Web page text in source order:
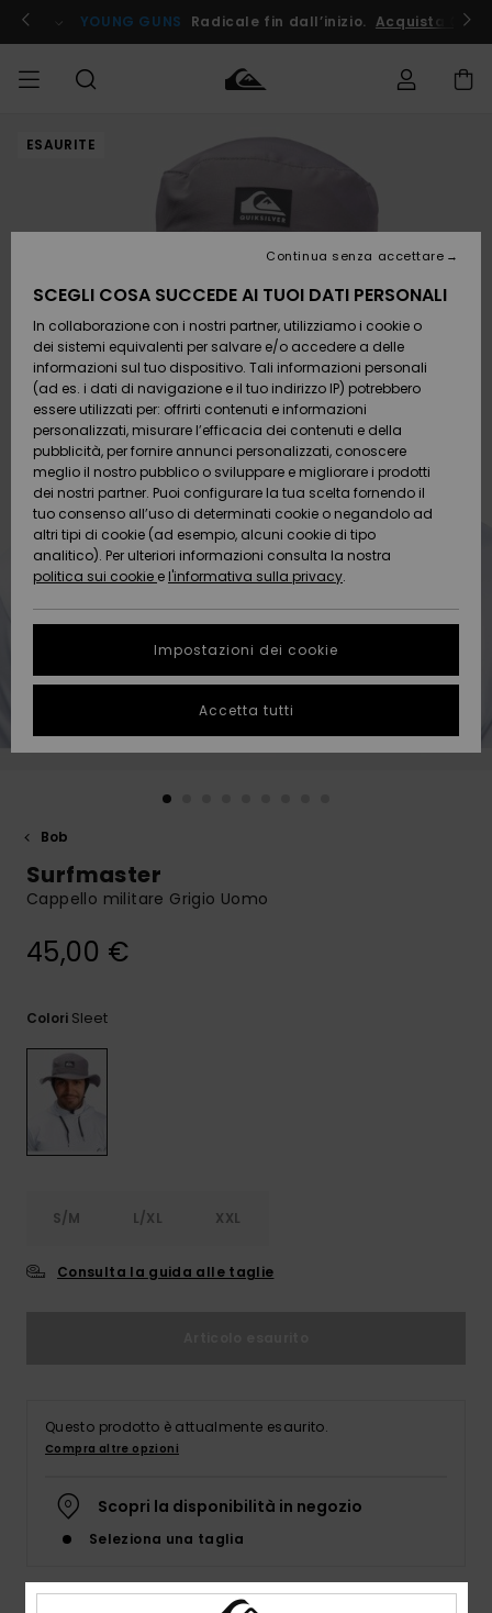
informazioni
prodotto
! YOUNG GUNS Radicale fin dall’inizio. Acquista Ora
UOMO Abbigliamento
Accessori
Calzature
e
infradito
Surf /
Acqua
Snow
Scoprire
Abbigliamento
Accessori
Calzature
e
infradito
Surf /
Acqua
Neve
Scoprire
Shop
Nuovi
Da
Scoprire
Snow
SURF
Surf Shop
Uomo
Highlights
Comunità
SNOW
Snow
Shop
Shop
Snow
Shop
Donna
Da
Scoprire
OUTLET
Outlet
Uomo
Outlet
Donna
AIUTO &
CONTATTI
Spedizione
Pagamento
Buono regalo
Quiksilver
Freedom
Protezione
dei dati
Guida alle
conversazione
per ottenere
la risposta
Trova le
APP
ESAURITE
Bob
Surfmaster
Cappello militare Grigio Uomo
45,00 €
Colori Sleet
S/M L/XL XXL
Consulta la guida alle taglie
Questo prodotto è attualmente esaurito.
Compra altre opzioni
Scopri la disponibilità in negozio
Seleziona una taglia
SCEGLI COSA SUCCEDE AI TUOI DATI PERSONALI
In collaborazione con i nostri partner, utilizziamo i cookie o
dei sistemi equivalenti per salvare e/o accedere a delle
informazioni sul tuo dispositivo. Tali informazioni personali
(ad es. i dati di navigazione e il tuo indirizzo IP) potrebbero
essere utilizzati per: offrirti contenuti e informazioni
personalizzati, misurare l’efficacia dei contenuti e della
pubblicità, per fornire annunci personalizzati, conoscere
meglio il nostro pubblico o sviluppare e migliorare i prodotti
dei nostri partner. Puoi configurare la tua scelta fornendo il
tuo consenso all’uso di determinati cookie o negandolo ad
altri tipi di cookie (ad esempio, alcuni cookie di tipo
analitico). Per ulteriori informazioni consulta la nostra
politica sui cookie e l'informativa sulla privacy.
Impostazioni dei cookie
Continua senza accettare
Accetta tutti